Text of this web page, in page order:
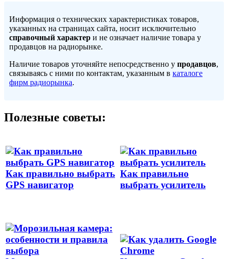
Информация о технических характеристиках товаров,
указанных на страницах сайта, носит исключительно
справочный характер и не означает наличие товара у
продавцов на радиорынке.
Наличие товаров уточняйте непосредственно у продавцов,
связываясь с ними по контактам, указанным в каталоге
фирм радиорынка.
Полезные советы:
Как правильно выбрать
GPS навигатор
Как правильно
выбрать усилитель